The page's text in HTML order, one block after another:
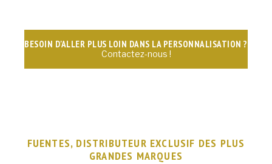
BESOIN D'ALLER PLUS LOIN DANS LA PERSONNALISATION ?
Contactez-nous !
FUENTES, DISTRIBUTEUR EXCLUSIF DES PLUS
GRANDES MARQUES